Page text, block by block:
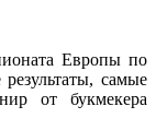
Европы по
самые
от букмекера